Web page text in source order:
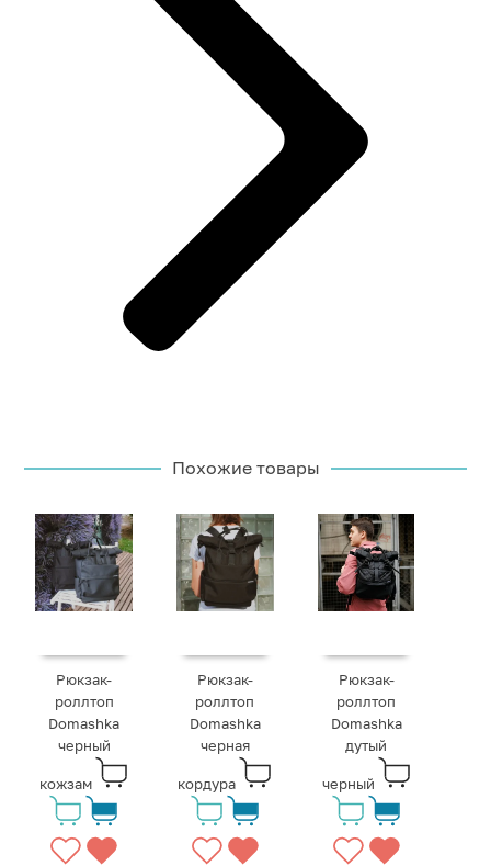
Похожие товары
Рюкзак-
роллтоп
Domashka
черный
кожзам
Рюкзак-
роллтоп
Domashka
черная
кордура
Рюкзак-
роллтоп
Domashka
дутый
черный